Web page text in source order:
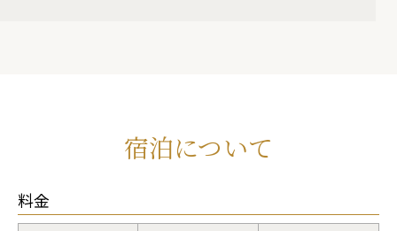
宿泊について
料金